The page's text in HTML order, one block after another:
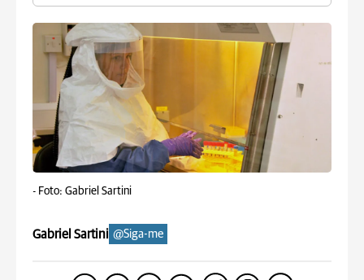
- Foto: Gabriel Sartini
Gabriel Sartini @Siga-me